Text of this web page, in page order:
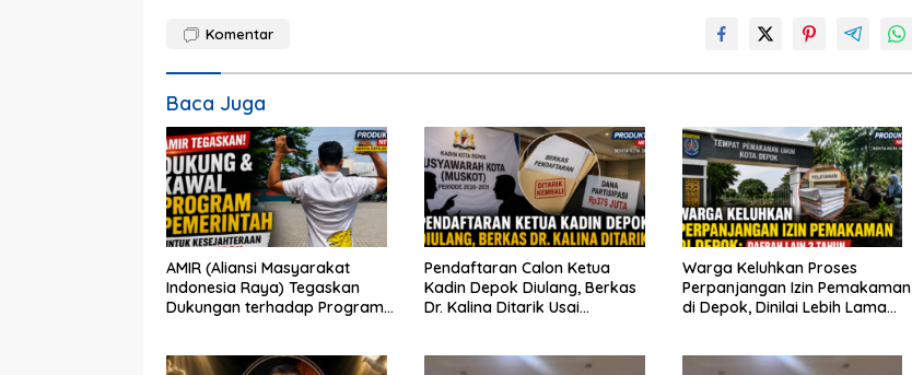
Komentar
Baca Juga
AMIR (Aliansi Masyarakat
Indonesia Raya) Tegaskan
Dukungan terhadap Program
Pendaftaran Calon Ketua
Kadin Depok Diulang, Berkas
Dr. Kalina Ditarik Usai
Warga Keluhkan Proses
Perpanjangan Izin Pemakaman
di Depok, Dinilai Lebih Lama